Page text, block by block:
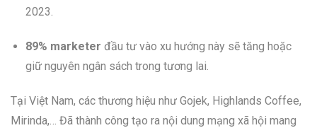
2023.
89% marketer đầu tư vào xu hướng này sẽ tăng hoặc
giữ nguyên ngân sách trong tương lai.
Tại Việt Nam, các thương hiệu như Gojek, Highlands Coffee,
Mirinda,… Đã thành công tạo ra nội dung mạng xã hội mang